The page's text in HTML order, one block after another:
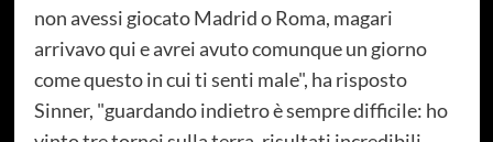
non avessi giocato Madrid o Roma, magari
arrivavo qui e avrei avuto comunque un giorno
come questo in cui ti senti male", ha risposto
Sinner, "guardando indietro è sempre difficile: ho